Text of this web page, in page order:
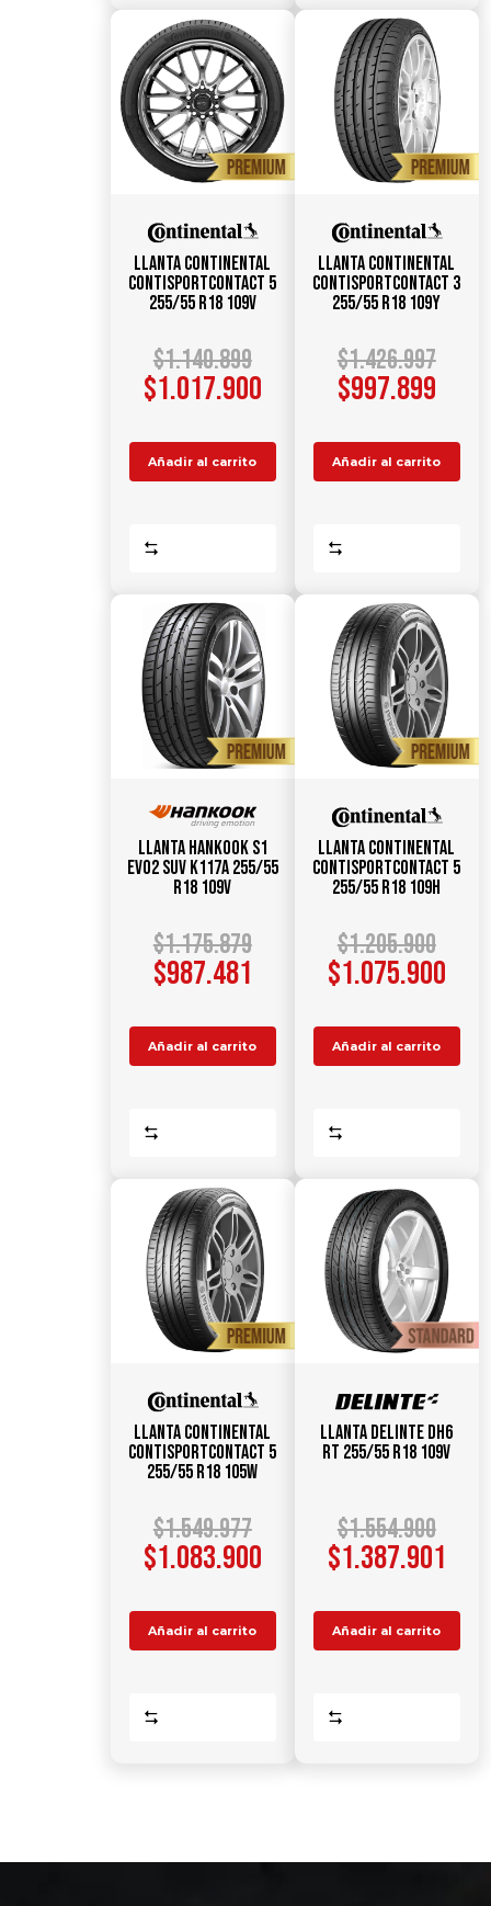
Llanta CONTINENTAL
ContiSportContact 5
255/55 R18 109V
$1.140.899
$1.017.900
Añadir al carrito
Llanta CONTINENTAL
ContiSportContact 3
255/55 R18 109Y
$1.426.997
$997.899
Añadir al carrito
Llanta HANKOOK S1
Evo2 SUV K117A 255/55
R18 109V
$1.175.879
$987.481
Añadir al carrito
Llanta CONTINENTAL
ContiSportContact 5
255/55 R18 109H
$1.205.900
$1.075.900
Añadir al carrito
Llanta CONTINENTAL
ContiSportContact 5
255/55 R18 105W
$1.549.977
$1.083.900
Añadir al carrito
Llanta DELINTE DH6
RT 255/55 R18 109V
$1.554.900
$1.387.901
Añadir al carrito